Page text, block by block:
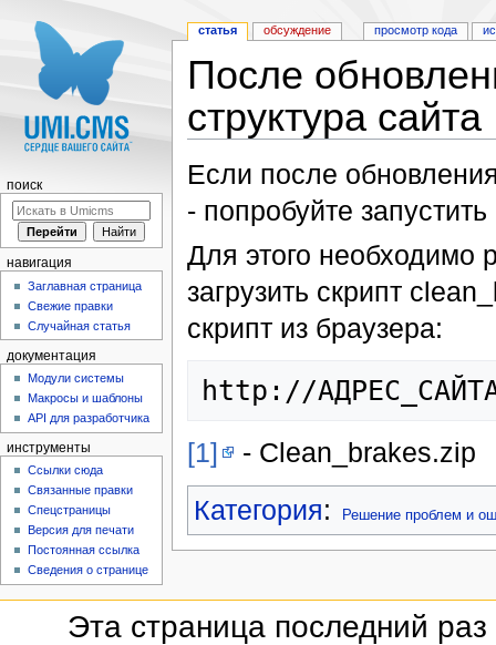
После
структура сайта
Если после
- попробуйте
Для этого необходимо
загрузить скрипт
скрипт из браузера:
[1]
- Clean_brakes.zip
Категория: Решение проблем и
статья обсуждение просмотр кода
поиск
навигация
Заглавная страница
Свежие правки
Случайная статья
документация
Модули системы
Макросы и шаблоны
API для разработчика
инструменты
Ссылки сюда
Связанные правки
Спецстраницы
Версия для печати
Постоянная ссылка
Сведения о странице
Эта страница последний